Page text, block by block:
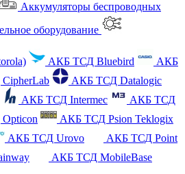
Аккумуляторы беспроводных
оборудование
АКБ ТСД Bluebird
АКБ
АКБ ТСД Datalogic
АКБ ТСД Intermec
АКБ ТСД
АКБ ТСД Psion Teklogix
АКБ ТСД Urovo
АКБ ТСД Point
АКБ ТСД MobileBase